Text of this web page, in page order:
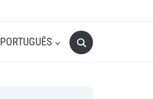
Search
for:
PORTUGUÊS